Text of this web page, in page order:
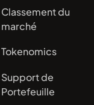
Classement du
marché
Tokenomics
Support de
Portefeuille